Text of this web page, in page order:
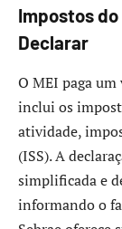
Impostos do
Declarar
O MEI paga
inclui os
atividade,
(ISS). A
simplificada e
informando o